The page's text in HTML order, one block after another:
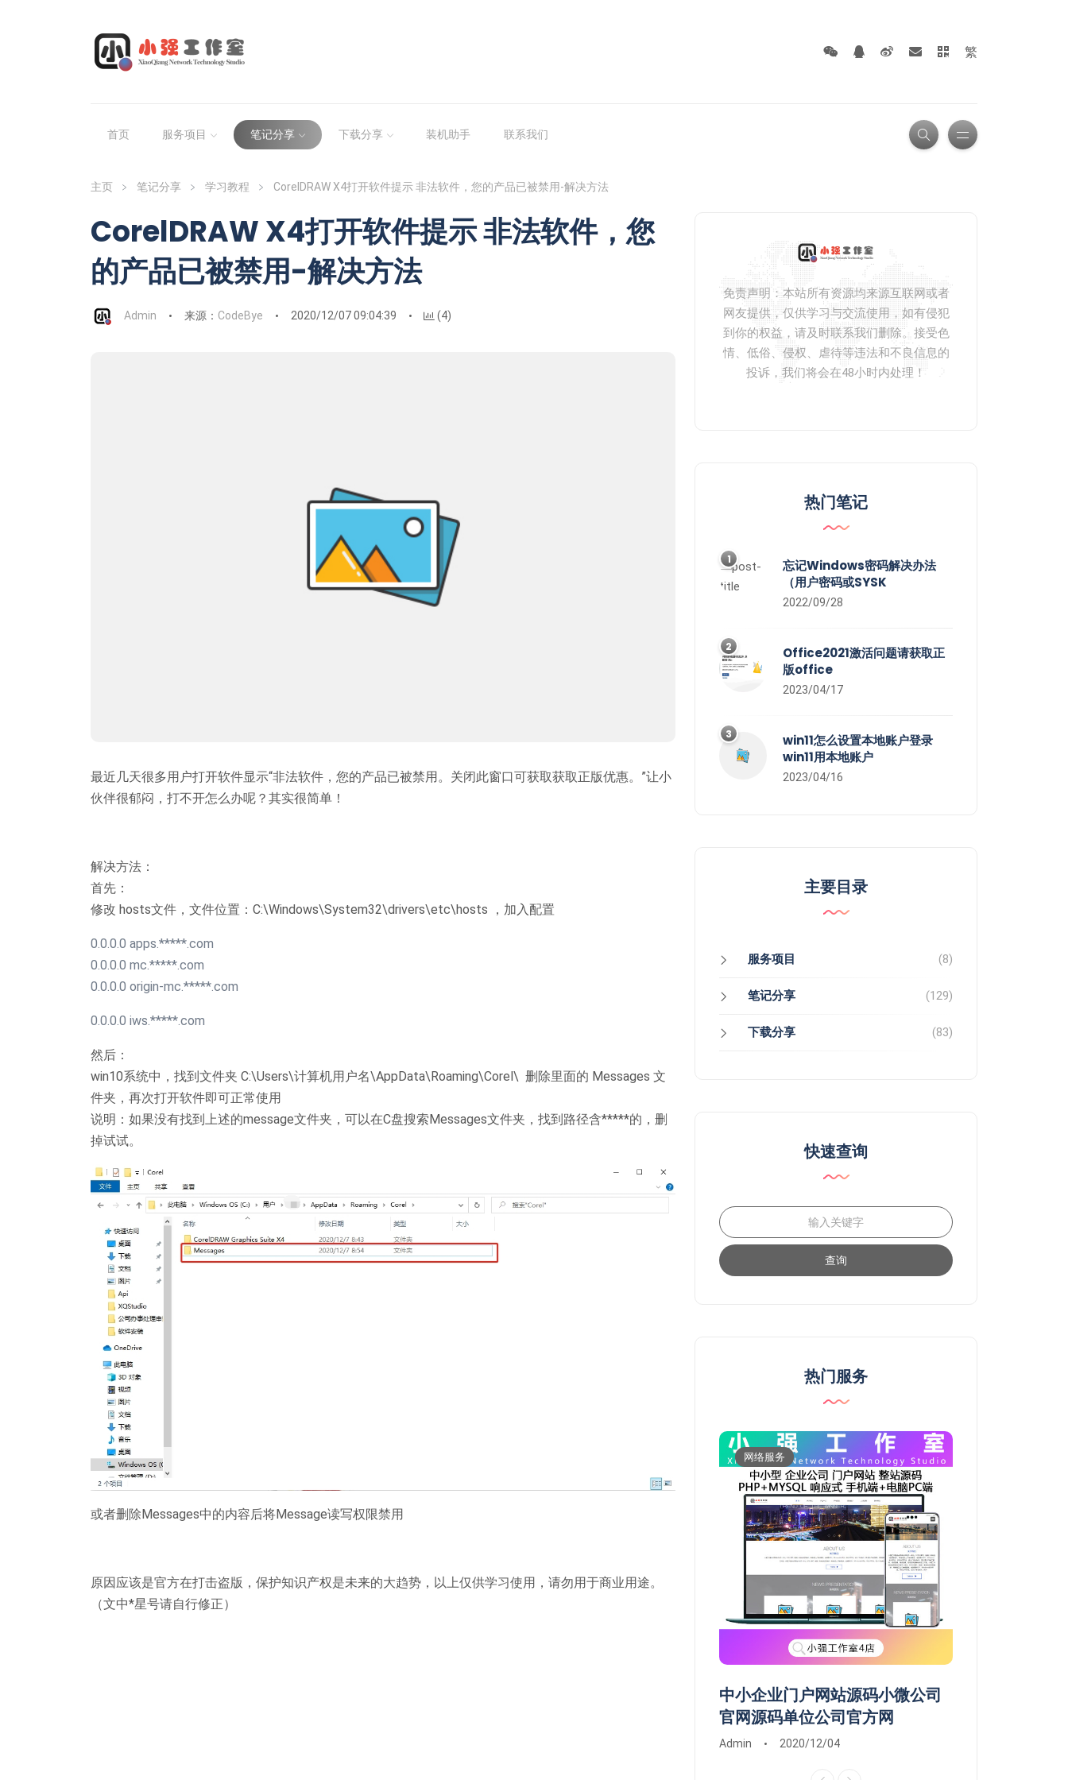
繁
首页 服务项目 笔记分享 下载分享 装机助手 联系我们
主页 笔记分享 学习教程 CorelDRAW X4打开软件提示 非法软件，您的产品已被禁用-解决方法
CorelDRAW X4打开软件提示 非法软件，您
的产品已被禁用-解决方法
Admin 来源： CodeBye 2020/12/07 09:04:39 (4)
最近几天很多用户打开软件显示“非法软件，您的产品已被禁用。关闭此窗口可获取获取正版优惠。”让小
伙伴很郁闷，打不开怎么办呢？其实很简单！
解决方法：
首先：
修改 hosts文件，文件位置：C:\Windows\System32\drivers\etc\hosts ，加入配置
0.0.0.0 apps.*****.com
0.0.0.0 mc.*****.com
0.0.0.0 origin-mc.*****.com
0.0.0.0 iws.*****.com
然后：
win10系统中，找到文件夹 C:\Users\计算机用户名\AppData\Roaming\Corel\ 删除里面的 Messages 文
件夹，再次打开软件即可正常使用
说明：如果没有找到上述的message文件夹，可以在C盘搜索Messages文件夹，找到路径含*****的，删
掉试试。
或者删除Messages中的内容后将Message读写权限禁用
原因应该是官方在打击盗版，保护知识产权是未来的大趋势，以上仅供学习使用，请勿用于商业用途。
（文中*星号请自行修正）
免责声明：本站所有资源均来源互联网或者
网友提供，仅供学习与交流使用，如有侵犯
到你的权益，请及时联系我们删除。接受色
情、低俗、侵权、虐待等违法和不良信息的
投诉，我们将会在48小时内处理！
热门笔记
1
忘记Windows密码解决办法
（用户密码或SYSK
2022/09/28
2
Office2021激活问题请获取正
版office
2023/04/17
3
win11怎么设置本地账户登录
win11用本地账户
2023/04/16
主要目录
服务项目 (8)
笔记分享 (129)
下载分享 (83)
快速查询
查询
热门服务
网络服务
中小企业门户网站源码小微公司
官网源码单位公司官方网
Admin 2020/12/04